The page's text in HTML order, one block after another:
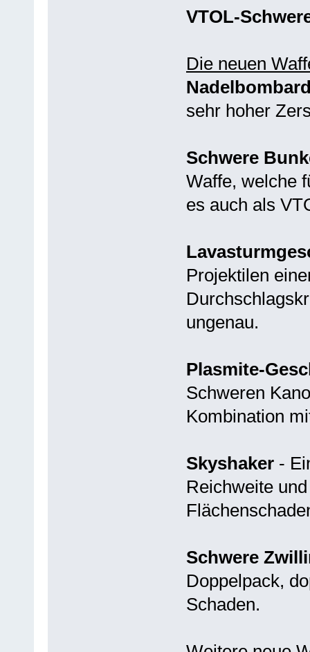
VTOL-
Die neuen
sehr hoher
Schwere
Waffe, welche
es auch als
Projektilen
ungenau.
Plasmite-
Schweren
Kombination
Skyshaker-
Reichweite
Schwere
Doppelpack,
Schaden.